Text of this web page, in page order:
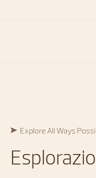
Explore All Ways